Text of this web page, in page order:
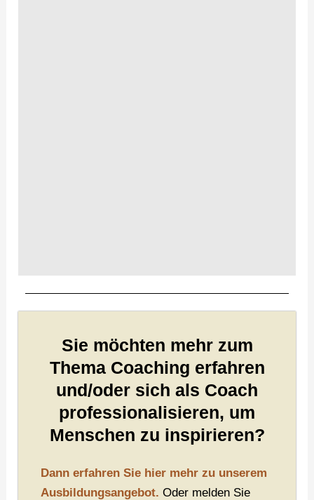
Sie möchten mehr zum
Thema Coaching erfahren
und/oder sich als Coach
professionalisieren, um
Menschen zu inspirieren?
Dann erfahren Sie hier mehr zu unserem
Ausbildungsangebot. Oder melden Sie